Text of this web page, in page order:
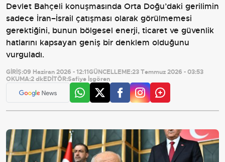
Devlet Bahçeli konuşmasında Orta Doğu’daki gerilimin
sadece İran–İsrail çatışması olarak görülmemesi
gerektiğini, bunun bölgesel enerji, ticaret ve güvenlik
hatlarını kapsayan geniş bir denklem olduğunu
vurguladı.
GİRİŞ:09 Haziran 2026 - 12:11GÜNCELLEME:23 Temmuz 2026 - 03:53
OKUMA:2 dkEDİTÖR:Safiye İşgören